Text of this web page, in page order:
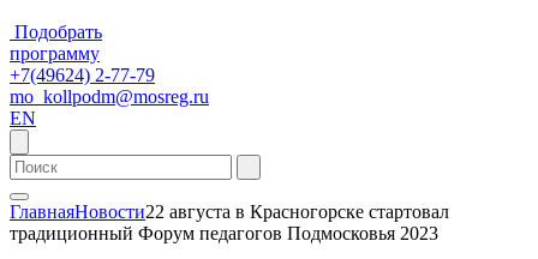
Подобрать
программу
+7(49624) 2-77-79
mo_kollpodm@mosreg.ru
EN
ГлавнаяНовости22 августа в Красногорске стартовал
традиционный Форум педагогов Подмосковья 2023